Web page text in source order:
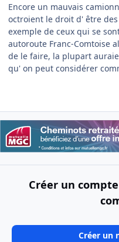
Encore un mauvais
octroient le droit d' être
exemple de ceux qui se
autoroute Franc-Comtoise
de le faire, la plupart
qu' on peut considérer
Créer un
Créer un